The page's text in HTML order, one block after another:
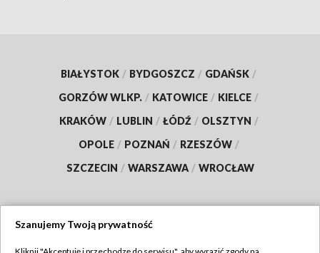
BIAŁYSTOK / BYDGOSZCZ / GDAŃSK /
GORZÓW WLKP. / KATOWICE / KIELCE /
KRAKÓW / LUBLIN / ŁÓDŹ / OLSZTYN /
OPOLE / POZNAŃ / RZESZÓW /
SZCZECIN / WARSZAWA / WROCŁAW
Szanujemy Twoją prywatność